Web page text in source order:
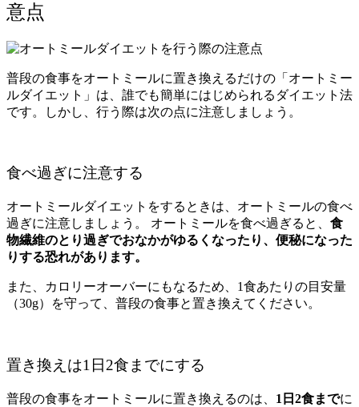
意点
普段の食事をオートミールに置き換えるだけの「オートミー
ルダイエット」は、誰でも簡単にはじめられるダイエット法
です。しかし、行う際は次の点に注意しましょう。
食べ過ぎに注意する
オートミールダイエットをするときは、オートミールの食べ
過ぎに注意しましょう。
オートミールを食べ過ぎると、 食
物繊維のとり過ぎでおなかがゆるくなったり、便秘になった
りする恐れがあります。
また、カロリーオーバーにもなるため、1食あたりの目安量
（30g）を守って、普段の食事と置き換えてください。
置き換えは1日2食までにする
普段の食事をオートミールに置き換えるのは、 1日2食までに